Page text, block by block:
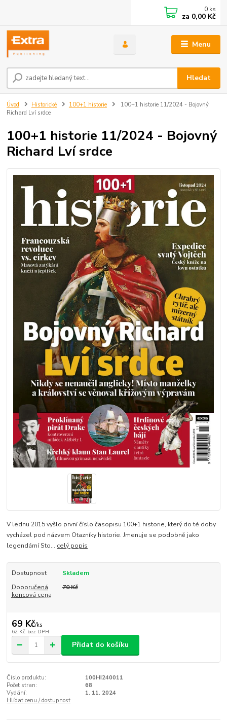
Menu
Hledat
0 ks
za 0,00 Kč
Úvod Historické 100+1 historie
100+1 historie 11/2024 - Bojovný
Richard Lví srdce
100+1 historie 11/2024 - Bojovný
Richard Lví srdce
V lednu 2015 vyšlo první číslo časopisu 100+1 historie, který do té doby
vycházel pod názvem Otazníky historie. Jmenuje se podobně jako
legendární Sto... celý popis
Dostupnost
Skladem
Doporučená
koncová cena
70 Kč
69 Kč/ks
62 Kč bez DPH
Přidat do košíku
Číslo produktu:
100HI240011
Počet stran:
68
Vydání:
1. 11. 2024
Hlídat cenu / dostupnost